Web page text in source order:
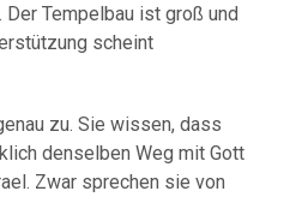
Tempelbau ist groß und
scheint
zu. Sie wissen, dass
denselben Weg mit Gott
Zwar sprechen sie von